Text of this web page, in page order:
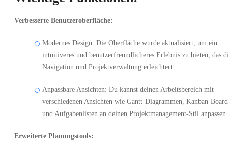
Verbesserte Benutzeroberfläche:
Modernes Design: Die Oberfläche wurde aktualisiert, um ein
intuitiveres und benutzerfreundlicheres Erlebnis zu bieten, das
Navigation und Projektverwaltung erleichtert.
Anpassbare Ansichten: Du kannst deinen Arbeitsbereich mit
verschiedenen Ansichten wie Gantt-Diagrammen, Kanban-
und Aufgabenlisten an deinen Projektmanagement-Stil anpassen.
Erweiterte Planungstools: